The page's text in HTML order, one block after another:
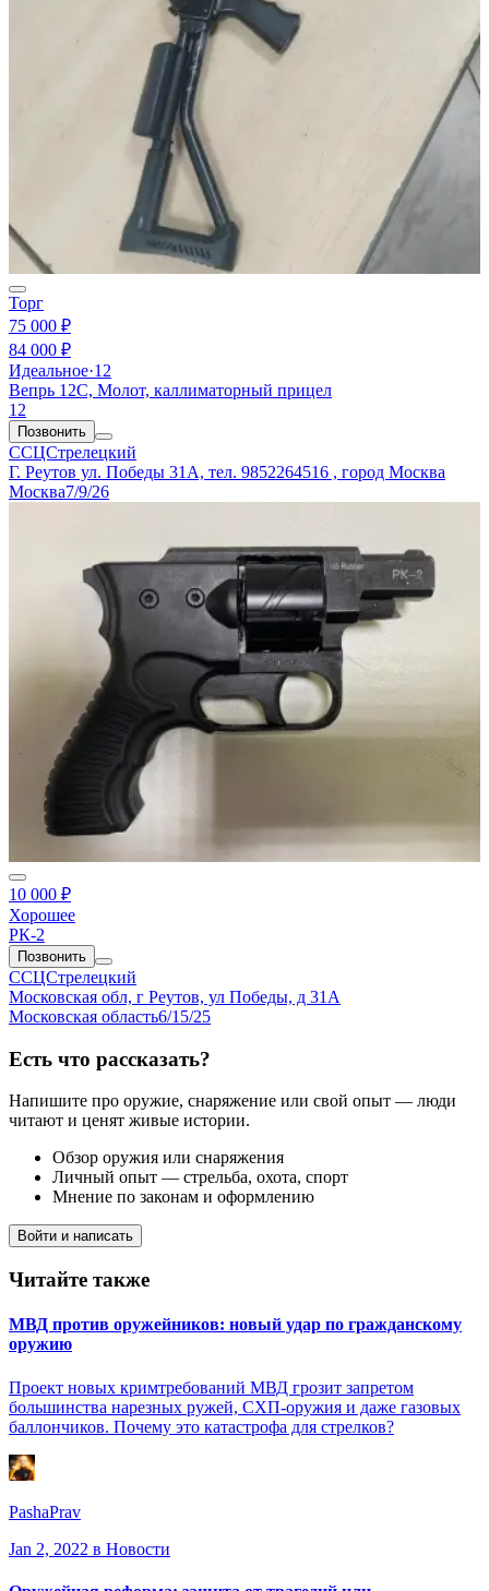
Торг
75 000 ₽
84 000 ₽
Идеальное·12
Вепрь 12С, Молот, каллиматорный прицел
12
Позвонить
ССЦСтрелецкий
Г. Реутов ул. Победы 31А, тел. 9852264516 , город Москва
Москва7/9/26
10 000 ₽
Хорошее
РК-2
Позвонить
ССЦСтрелецкий
Московская обл, г Реутов, ул Победы, д 31А
Московская область6/15/25
Есть что рассказать?
Напишите про оружие, снаряжение или свой опыт — люди
читают и ценят живые истории.
Обзор оружия или снаряжения
Личный опыт — стрельба, охота, спорт
Мнение по законам и оформлению
Войти и написать
Читайте также
МВД против оружейников: новый удар по гражданскому
оружию
Проект новых кримтребований МВД грозит запретом
большинства нарезных ружей, СХП-оружия и даже газовых
баллончиков. Почему это катастрофа для стрелков?
PashaPrav
Jan 2, 2022 в Новости